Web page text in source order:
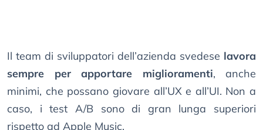
Il team di sviluppatori dell’azienda svedese lavora
sempre per apportare miglioramenti, anche
minimi, che possano giovare all’UX e all’UI. Non a
caso, i test A/B sono di gran lunga superiori
rispetto ad Apple Music.